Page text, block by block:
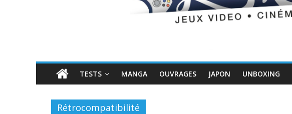
TESTS MANGA OUVRAGES JAPON UNBOXING
Rétrocompatibilité